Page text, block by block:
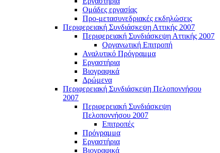
Ομάδες εργασίας
Προ-μετασυνεδριακές εκδηλώσεις
Περιφερειακή Συνδιάσκεψη Αττικής 2007
Περιφερειακή Συνδιάσκεψη Αττικής 2007
Οργανωτική Επιτροπή
Αναλυτικό Πρόγραμμα
Εργαστήρια
Βιογραφικά
Δρώμενα
Περιφερειακή Συνδιάσκεψη Πελοποννήσου
2007
Περιφερειακή Συνδιάσκεψη
Πελοποννήσου 2007
Επιτροπές
Πρόγραμμα
Εργαστήρια
Βιογραφικά